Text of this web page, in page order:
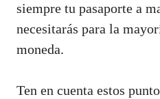
siempre tu pasaporte a
necesitarás para la
moneda.
Ten en cuenta estos